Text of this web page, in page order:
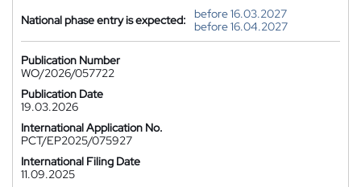
National phase entry is expected:
before 16.03.2027
before 16.04.2027
Publication Number
WO/2026/057722
Publication Date
19.03.2026
International Application No.
PCT/EP2025/075927
International Filing Date
11.09.2025